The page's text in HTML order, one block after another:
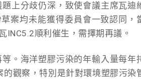
上分歧仍深，致使會議主席瓦迪
案均未能獲得委員會一致認同，
INC5.2順利催生，需擇期再議。
。海洋塑膠污染的年輸入量每年
觀察，特別是針對環境塑膠污染